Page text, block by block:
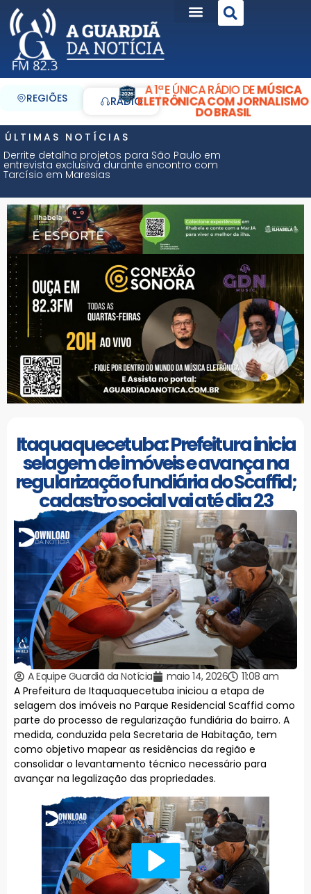
REGIÕES RÁDIO
A 1ª E ÚNICA RÁDIO DEMÚSICA
ELETRÔNICA COM JORNALISMO
DO BRASIL
ÚLTIMAS NOTÍCIAS
Derrite detalha projetos para São Paulo em
entrevista exclusiva durante encontro com
Tarcísio em Maresias
Itaquaquecetuba: Prefeitura inicia
selagem de imóveis e avança na
regularização fundiária do Scaffid;
cadastro social vai até dia 23
A Equipe Guardiã da Notícia maio 14, 2026
11:08 am
A Prefeitura de Itaquaquecetuba iniciou a etapa de
selagem dos imóveis no Parque Residencial Scaffid como
parte do processo de regularização fundiária do bairro. A
medida, conduzida pela Secretaria de Habitação, tem
como objetivo mapear as residências da região e
consolidar o levantamento técnico necessário para
avançar na legalização das propriedades.